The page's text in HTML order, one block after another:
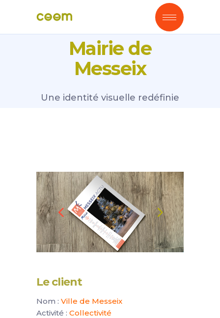
Mairie de
Messeix
Une identité visuelle redéfinie
Le client
Nom : Ville de Messeix
Activité : Collectivité